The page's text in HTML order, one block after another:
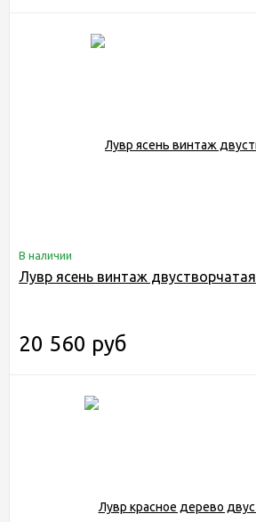
В наличии
Лувр ясень винтаж двустворчатая
20 560 руб